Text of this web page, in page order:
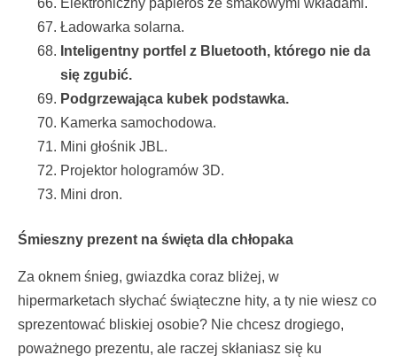
Elektroniczny papieros ze smakowymi wkładami.
Ładowarka solarna.
Inteligentny portfel z Bluetooth, którego nie da
się zgubić.
Podgrzewająca kubek podstawka.
Kamerka samochodowa.
Mini głośnik JBL.
Projektor hologramów 3D.
Mini dron.
Śmieszny prezent na święta dla chłopaka
Za oknem śnieg, gwiazdka coraz bliżej, w
hipermarketach słychać świąteczne hity, a ty nie wiesz co
sprezentować bliskiej osobie? Nie chcesz drogiego,
poważnego prezentu, ale raczej skłaniasz się ku